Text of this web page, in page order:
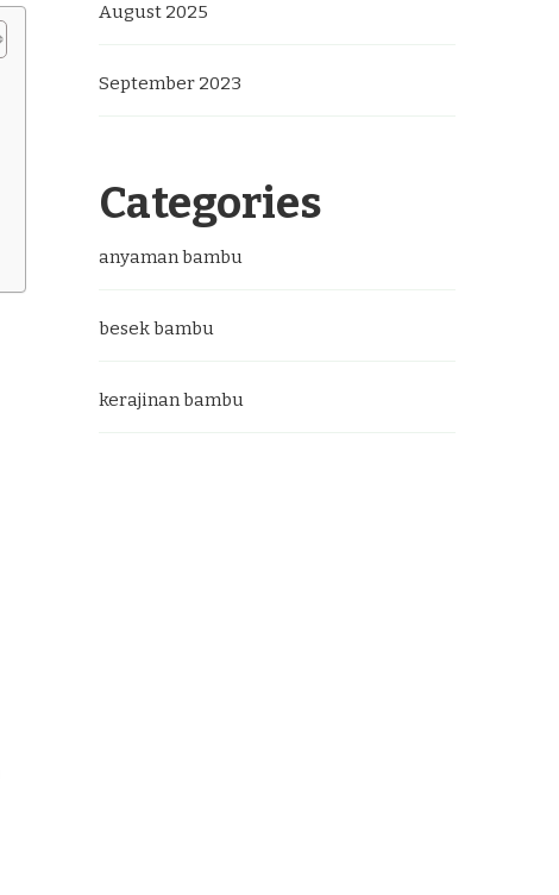
August 2025
September 2023
Categories
anyaman bambu
besek bambu
kerajinan bambu